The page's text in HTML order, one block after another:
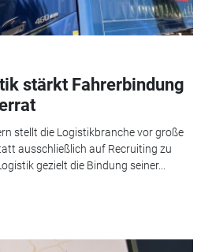
stärkt Fahrerbindung
stellt die Logistikbranche vor große
ausschließlich auf Recruiting zu
gezielt die Bindung seiner...